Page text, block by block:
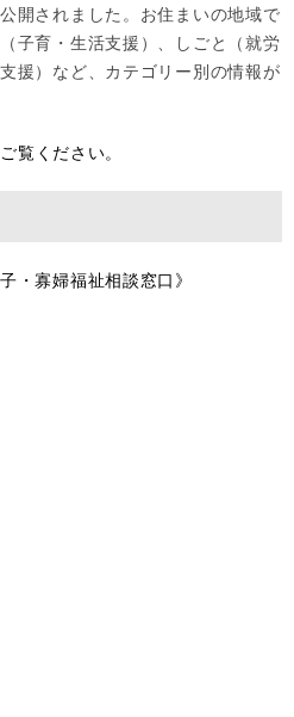
開されました。 お住まいの地域で
子育・生活支援）、しごと（就労
援）など、カテゴリー別の情報が
覧ください。
・寡婦福祉相談窓口》